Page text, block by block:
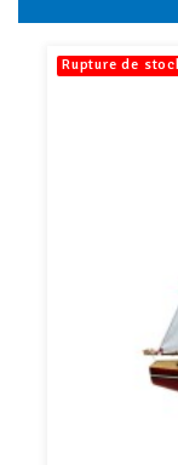
Rupture de